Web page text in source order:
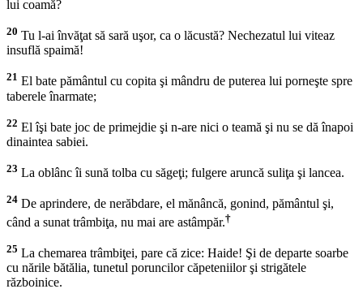
lui coamă?
20 Tu l-ai învăţat să sară uşor, ca o lăcustă? Nechezatul lui viteaz
insuflă spaimă!
21 El bate pământul cu copita şi mândru de puterea lui porneşte spre
taberele înarmate;
22 El îşi bate joc de primejdie şi n-are nici o teamă şi nu se dă înapoi
dinaintea sabiei.
23 La oblânc îi sună tolba cu săgeţi; fulgere aruncă suliţa şi lancea.
24 De aprindere, de nerăbdare, el mănâncă, gonind, pământul şi,
când a sunat trâmbiţa, nu mai are astâmpăr.†
25 La chemarea trâmbiţei, pare că zice: Haide! Şi de departe soarbe
cu nările bătălia, tunetul poruncilor căpeteniilor şi strigătele
războinice.